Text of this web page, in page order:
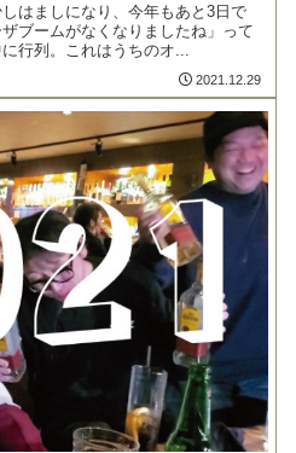
はましになり、今年もあと3日で
ブームがなくなりましたね」って
行列。これはうちのオ...
2021.12.29